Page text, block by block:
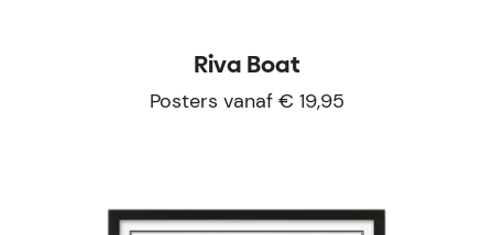
Riva Boat
Posters vanaf € 19,95